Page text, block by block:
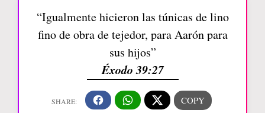
“Igualmente hicieron las túnicas de lino
fino de obra de tejedor, para Aarón para
sus hijos”
Éxodo 39:27